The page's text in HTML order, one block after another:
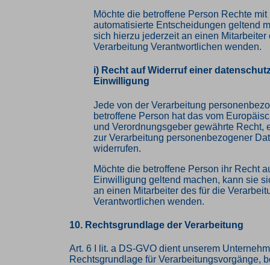
Möchte die betroffene Person Rechte mit
automatisierte Entscheidungen geltend
sich hierzu jederzeit an einen Mitarbeiter
Verarbeitung Verantwortlichen wenden.
i) Recht auf Widerruf einer
Einwilligung
Jede von der Verarbeitung
betroffene Person hat das vom
und Verordnungsgeber gewährte Recht,
zur Verarbeitung personenbezogener
widerrufen.
Möchte die betroffene Person ihr Recht
Einwilligung geltend machen, kann sie
an einen Mitarbeiter des für die
Verantwortlichen wenden.
10. Rechtsgrundlage der Verarbeitung
Art. 6 I lit. a DS-GVO dient unserem
Rechtsgrundlage für Verarbeitungsvorgänge,